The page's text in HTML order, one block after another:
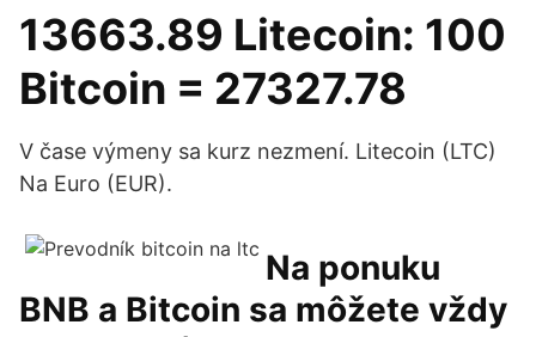
13663.89 Litecoin: 100
Bitcoin = 27327.78
V čase výmeny sa kurz nezmení. Litecoin (LTC)
Na Euro (EUR).
Na ponuku
BNB a Bitcoin sa môžete vždy